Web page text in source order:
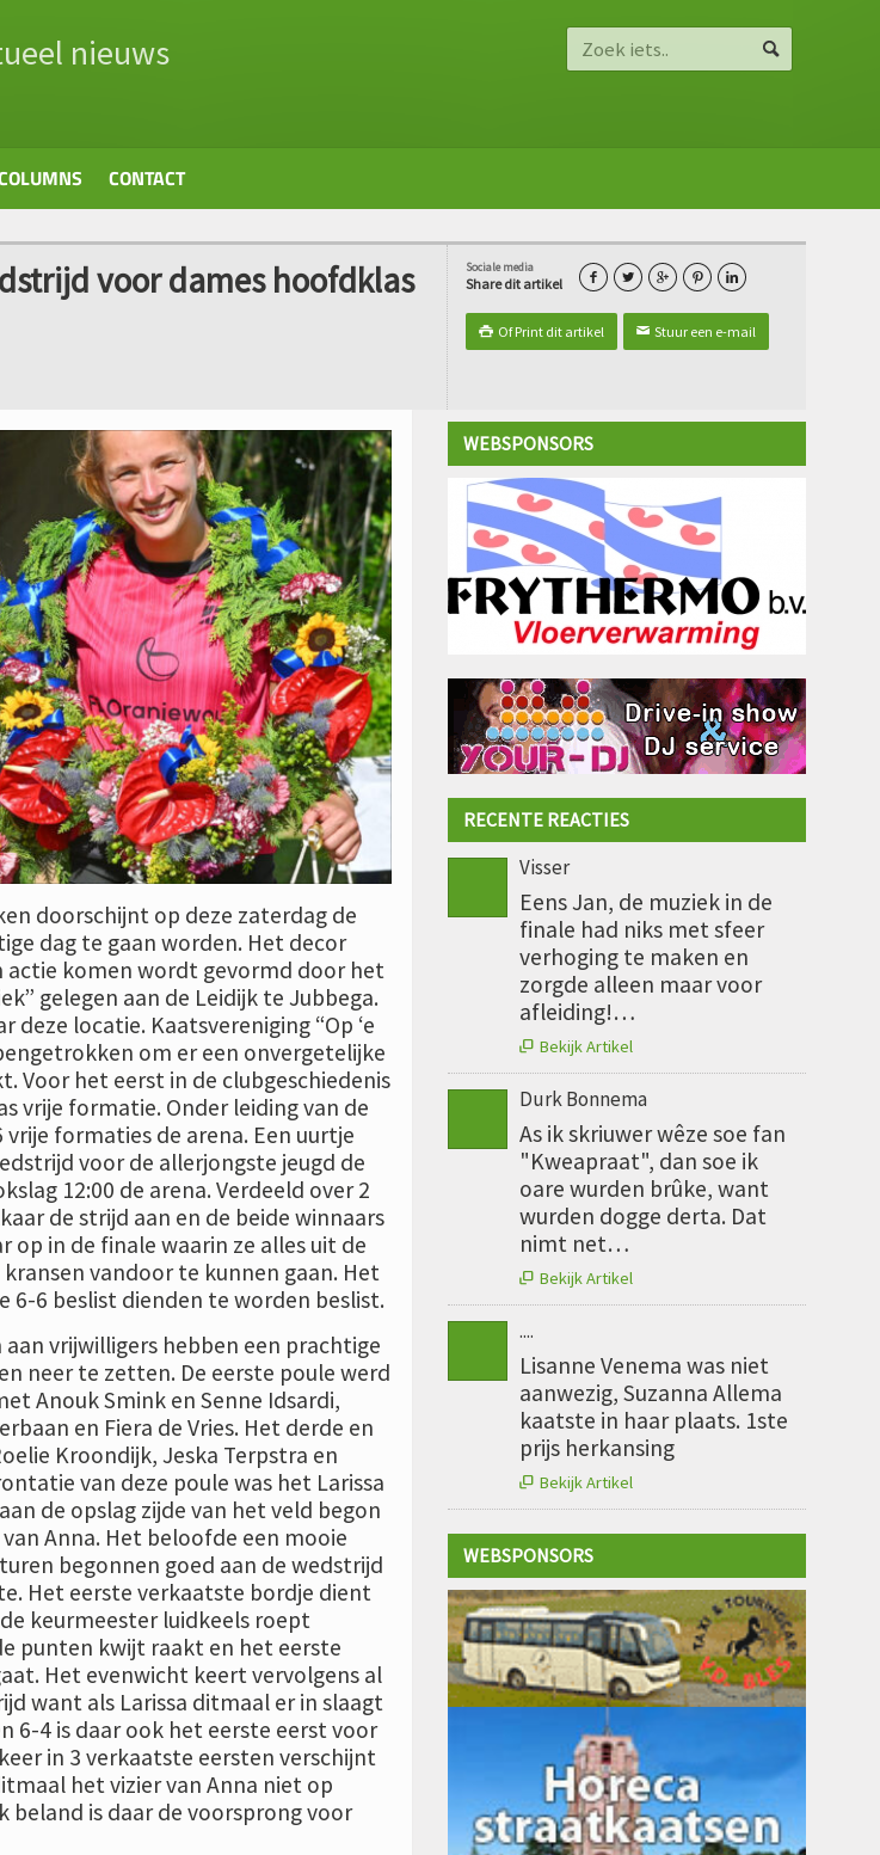
nieuws
CONTACT
Sociale media
Share dit artikel     
 Of Print dit artikel ✉ Stuur een e-mail
voor dames hoofdklas
doorschijnt op deze zaterdag de
dag te gaan worden. Het decor
actie komen wordt gevormd door het
gelegen aan de Leidijk te Jubbega.
locatie. Kaatsvereniging “Op ‘e
om er een onvergetelijke
Voor het eerst in de clubgeschiedenis
vrije formatie. Onder leiding van de
formaties de arena. Een uurtje
voor de allerjongste jeugd de
12:00 de arena. Verdeeld over 2
de strijd aan en de beide winnaars
op in de finale waarin ze alles uit de
vandoor te kunnen gaan. Het
6-6 beslist dienden te worden beslist.
vrijwilligers hebben een prachtige
neer te zetten. De eerste poule werd
Anouk Smink en Senne Idsardi,
en Fiera de Vries. Het derde en
Kroondijk, Jeska Terpstra en
van deze poule was het Larissa
de opslag zijde van het veld begon
Anna. Het beloofde een mooie
begonnen goed aan de wedstrijd
Het eerste verkaatste bordje dient
keurmeester luidkeels roept
punten kwijt raakt en het eerste
Het evenwicht keert vervolgens al
want als Larissa ditmaal er in slaagt
6-4 is daar ook het eerste eerst voor
keer in 3 verkaatste eersten verschijnt
het vizier van Anna niet op
is daar de voorsprong voor
WEBSPONSORS
RECENTE REACTIES
Visser
Eens Jan, de muziek in de
finale had niks met sfeer
verhoging te maken en
zorgde alleen maar voor
afleiding!…
 Bekijk Artikel
Durk Bonnema
As ik skriuwer wêze soe fan
"Kweapraat", dan soe ik
oare wurden brûke, want
wurden dogge derta. Dat
nimt net…
 Bekijk Artikel
....
Lisanne Venema was niet
aanwezig, Suzanna Allema
kaatste in haar plaats. 1ste
prijs herkansing
 Bekijk Artikel
WEBSPONSORS